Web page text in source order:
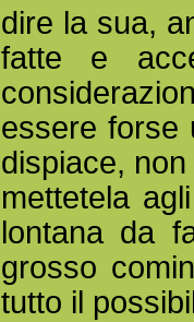
dire la sua,
fatte e
essere forse
dispiace,
mettetela
lontana da
grosso
tutto il